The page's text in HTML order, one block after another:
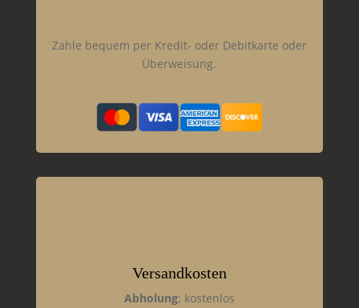
Zahle bequem per Kredit- oder Debitkarte oder
Überweisung.
Versandkosten
Abholung: kostenlos